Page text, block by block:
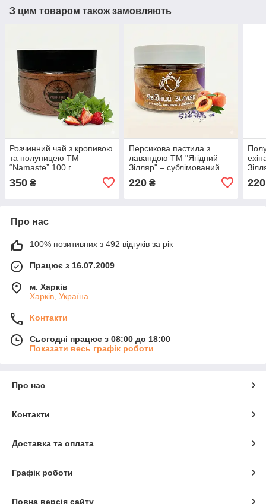
З цим товаром також замовляють
Розчинний чай з кропивою
та полуницею ТМ
“Namaste” 100 г
350 ₴
Персикова пастила з
лавандою ТМ "Ягідний
Зілляр" – сублімований
персик, лаванда, хітозан
(100 г)
220₴ 220
Про нас
100% позитивних з 492 відгуків за рік
Працює з 16.07.2009
м. Харків
Харків, Україна
Контакти
Сьогодні працює з 08:00 до 18:00
Показати весь графік роботи
Про нас
Контакти
Доставка та оплата
Графік роботи
Повна версія сайту